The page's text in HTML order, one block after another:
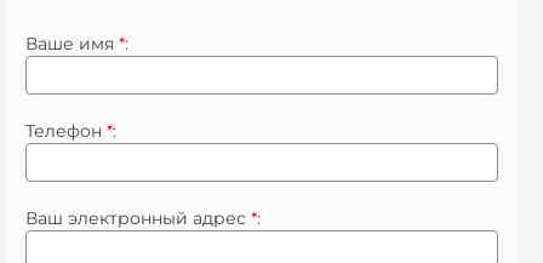
Ваше имя *:
Телефон *:
Ваш электронный адрес *: